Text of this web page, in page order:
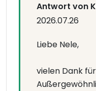
Antwort von
2026.07.26
Liebe Nele,
vielen Dank